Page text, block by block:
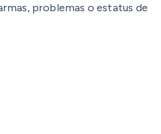
problemas o estatus de